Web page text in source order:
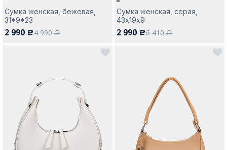
Да, все верно Изменить город
Покупателям
Сумка женская, бежевая,
31*9*23
2 990 c4 990a
Сумка женская, серая,
43х19х9
2 990 c6 410a